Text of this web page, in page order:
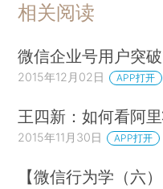
相关阅读
微信企业号用户突
2015年12月02日 APP打开
王四新：如何看阿
2015年11月30日 APP打开
【微信行为学（六